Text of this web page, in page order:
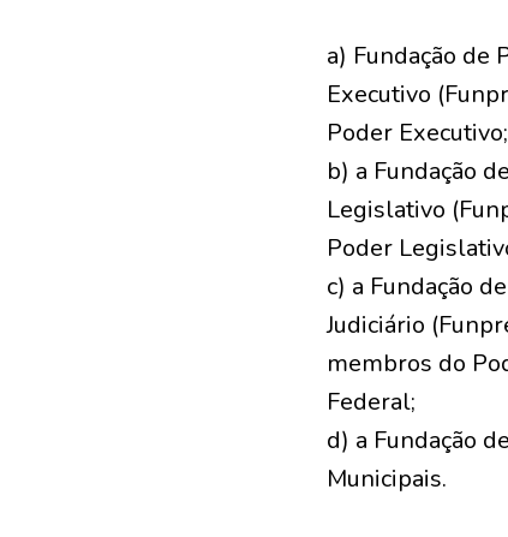
a) Fundação de
Executivo
Poder Executivo;
b) a Fundação
Legislativo
Poder
c) a Fundação
Judiciário
membros do
Federal;
d) a Fundação
Municipais.